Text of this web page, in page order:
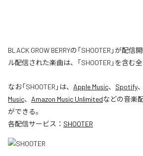
BLACK GROW BERRYの「SHOOTER」が配
ル配信された楽曲は、「SHOOTER」を含む
なお「SHOOTER 」は、 Apple Music、 Spotify、
Music、 Amazon Music Unlimitedなどの音楽
ができる。
各配信サービス： SHOOTER